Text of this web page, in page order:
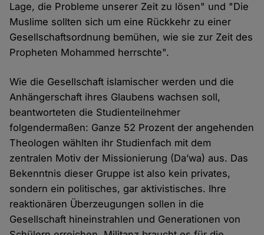
Lage, die Probleme unserer Zeit zu lösen" und "Die
Muslime sollten sich um eine Rückkehr zu einer
Gesellschaftsordnung bemühen, wie sie zur Zeit des
Propheten Mohammed herrschte".
Wie die Gesellschaft islamischer werden und die
Anhängerschaft ihres Glaubens wachsen soll,
beantworteten die Studienteilnehmer
folgendermaßen: Ganze 52 Prozent der angehenden
Theologen wählten ihr Studienfach mit dem
zentralen Motiv der Missionierung (Da’wa) aus. Das
Bekenntnis dieser Gruppe ist also kein privates,
sondern ein politisches, gar aktivistisches. Ihre
reaktionären Überzeugungen sollen in die
Gesellschaft hineinstrahlen und Generationen von